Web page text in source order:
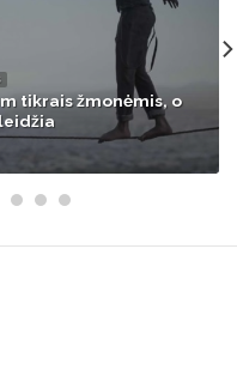
išėjusių lietuvių
toliau